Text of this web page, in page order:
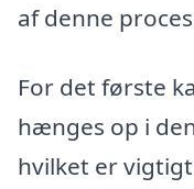
af denne
For det første
hænges op i
hvilket er